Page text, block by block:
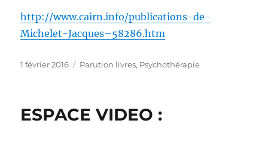
http://www.cairn.info/publications-de-
Michelet-Jacques–58286.htm
Publié
1 février 2016 Catégories
Parution livres, Psychothérapie
ESPACE VIDEO :